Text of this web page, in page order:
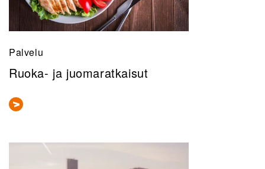
Palvelu
Ruoka- ja juomaratkaisut